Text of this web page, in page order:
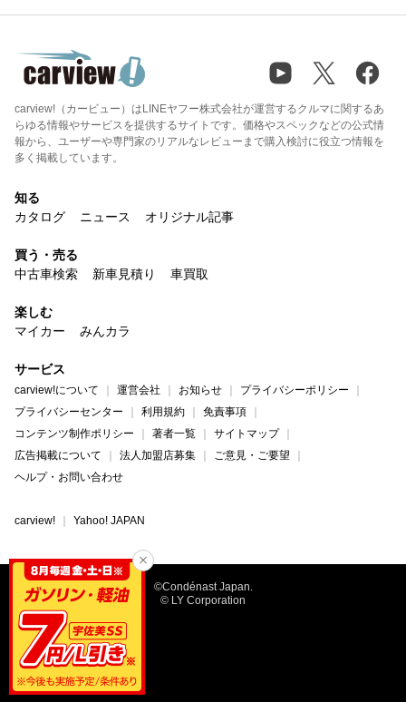
carview!（カービュー）はLINEヤフー株式会社が運営するクルマに関するあ
らゆる情報やサービスを提供するサイトです。価格やスペックなどの公式情
報から、ユーザーや専門家のリアルなレビューまで購入検討に役立つ情報を
多く掲載しています。
知る
カタログ
ニュース オリジナル記事
買う・売る
中古車検索
新車見積り 車買取
楽しむ
マイカー
みんカラ
サービス
carview!について 運営会社 お知らせ
プライバシーポリシー
プライバシーセンター
利用規約
免責事項
コンテンツ制作ポリシー
著者一覧
サイトマップ
広告掲載について
法人加盟店募集
ご意見・ご要望
ヘルプ・お問い合わせ
carview! Yahoo! JAPAN
©Condénast Japan.
© LY Corporation